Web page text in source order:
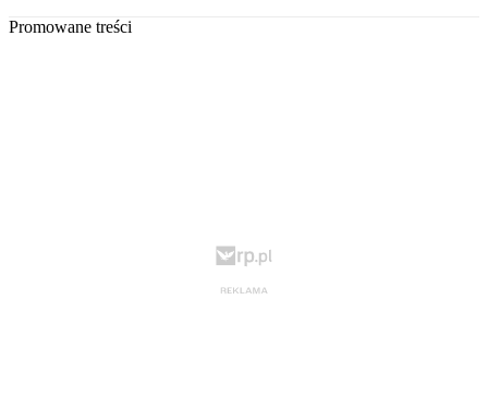
Promowane treści